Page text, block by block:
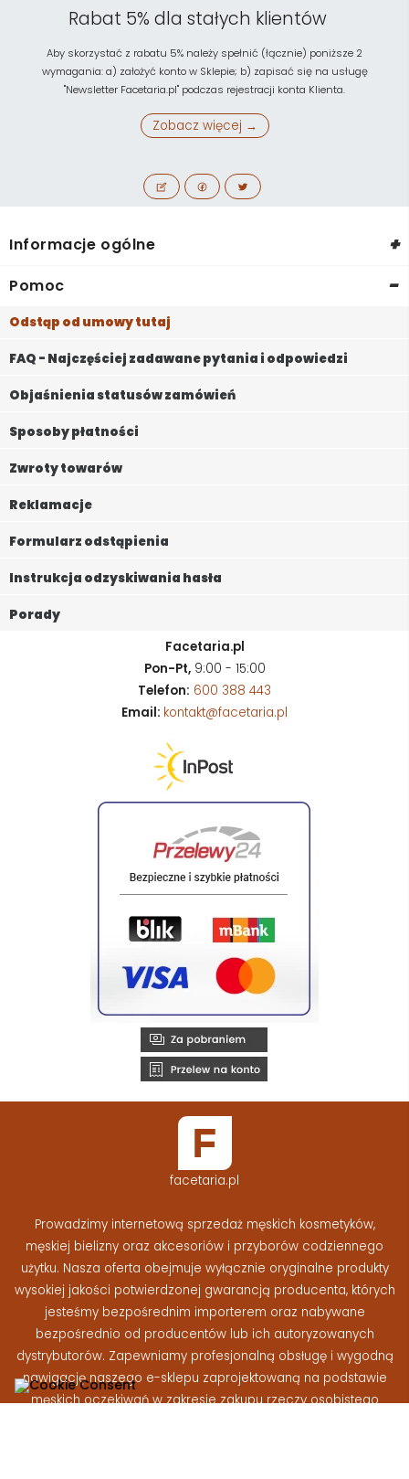
Rabat 5% dla stałych klientów
Aby skorzystać z rabatu 5% należy spełnić (łącznie) poniższe 2
wymagania: a) założyć konto w Sklepie; b) zapisać się na usługę
"Newsletter Facetaria.pl" podczas rejestracji konta Klienta.
Zobacz więcej →
Informacje ogólne +
Pomoc -
Odstąp od umowy tutaj
FAQ - Najczęściej zadawane pytania i odpowiedzi
Objaśnienia statusów zamówień
Sposoby płatności
Zwroty towarów
Reklamacje
Formularz odstąpienia
Instrukcja odzyskiwania hasła
Porady
Facetaria.pl
Pon-Pt,9:00 - 15:00
Telefon: 600 388 443
Email: kontakt@facetaria.pl
facetaria.pl
Prowadzimy internetową sprzedaż męskich kosmetyków,
męskiej bielizny oraz akcesoriów i przyborów codziennego
użytku. Nasza oferta obejmuje wyłącznie oryginalne produkty
wysokiej jakości potwierdzonej gwarancją producenta, których
jesteśmy bezpośrednim importerem oraz nabywane
bezpośrednio od producentów lub ich autoryzowanych
dystrybutorów. Zapewniamy profesjonalną obsługę i wygodną
nawigację naszego e-sklepu zaprojektowaną na podstawie
męskich oczekiwań w zakresie zakupu rzeczy osobistego